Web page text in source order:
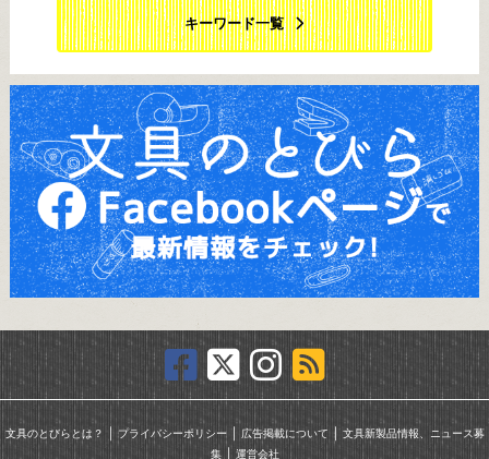
キーワード一覧
文具のとびらとは？ ｜ プライバシーポリシー｜ 広告掲載について ｜ 文具新製品情報、ニュース募
集｜ 運営会社